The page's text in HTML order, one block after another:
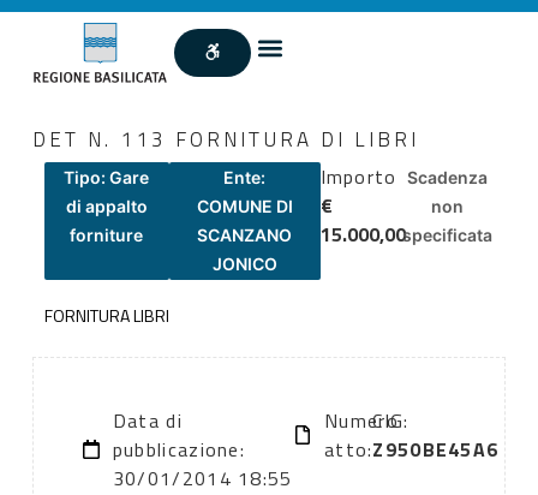
DET N. 113 FORNITURA DI LIBRI
Tipo: Gare
di appalto
forniture
Ente:
COMUNE DI
SCANZANO
JONICO
Importo
€
15.000,00
Scadenza
non
specificata
FORNITURA LIBRI
Data di
pubblicazione:
30/01/2014 18:55
Numero
atto:
CIG:
Z950BE45A6